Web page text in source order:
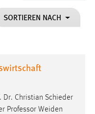
SORTIEREN NACH
Dr. Christian Schieder
Professor Weiden
Einverständnis-